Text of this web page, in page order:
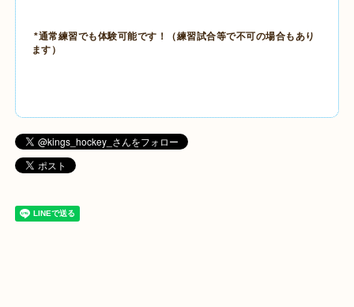
*通常練習でも体験可能です！（練習試合等で不可の場合もあり
ます）